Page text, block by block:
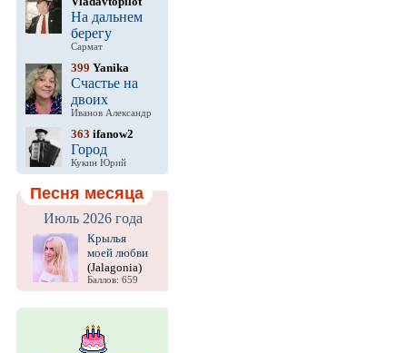
На дальнем
берегу
Сармат
399 Yanika
Счастье на
двоих
Иванов Александр
363 ifanow2
Город
Кукин Юрий
Песня месяца
Июль 2026 года
Крылья
моей любви
(Jalagonia)
Баллов: 659